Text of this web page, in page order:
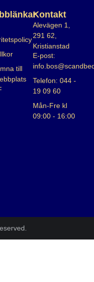
till
Kontakt
Alevägen 1,
291 62,
Kristianstad
E-post:
Telefon: 044 -
19 09 60
Mån-Fre kl
09:00 - 16:00